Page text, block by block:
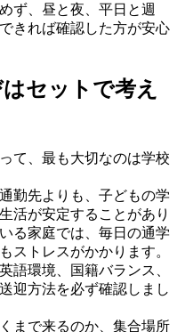
ず、昼と夜、平日と週
きれば確認した方が安心
セットで考え
て、最も大切なのは学校
勤先よりも、子どもの学
活が安定することがあり
る家庭では、毎日の通学
ストレスがかかります。
語環境、国籍バランス、
迎方法を必ず確認しまし
まで来るのか、集合場所